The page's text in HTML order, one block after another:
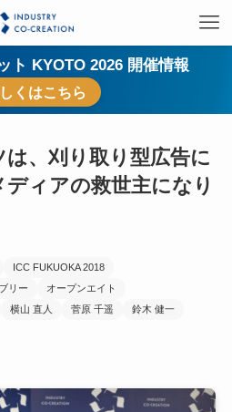
ト KYOTO 2026 開催情報
くはこちら
、刈り取り型広告に
ィアの救世主になり
ICC FUKUOKA 2018
リー
オープンエイト
横山 直人 菅原 千遥
鈴木 健一